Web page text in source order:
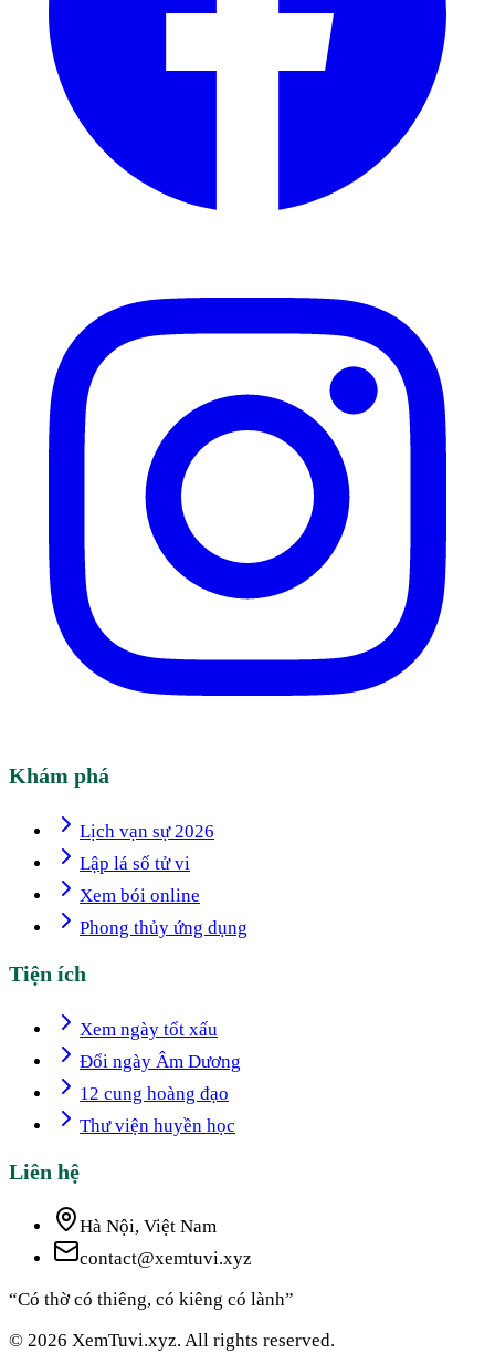
Khám phá
Lịch vạn sự 2026
Lập lá số tử vi
Xem bói online
Phong thủy ứng dụng
Tiện ích
Xem ngày tốt xấu
Đổi ngày Âm Dương
12 cung hoàng đạo
Thư viện huyền học
Liên hệ
Hà Nội, Việt Nam
contact@xemtuvi.xyz
“Có thờ có thiêng, có kiêng có lành”
© 2026 XemTuvi.xyz. All rights reserved.